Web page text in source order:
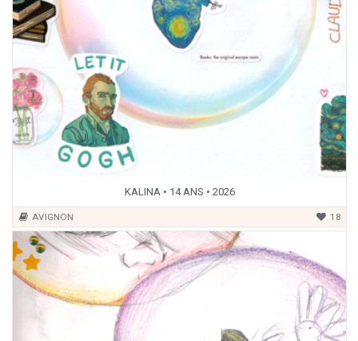
KALINA • 14 ANS • 2026
AVIGNON 18